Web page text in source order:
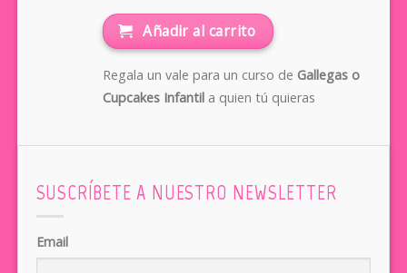
Añadir al carrito
Regala un vale para un curso de Gallegas o
Cupcakes Infantila quien tú quieras
SUSCRÍBETE A NUESTRO NEWSLETTER
Email